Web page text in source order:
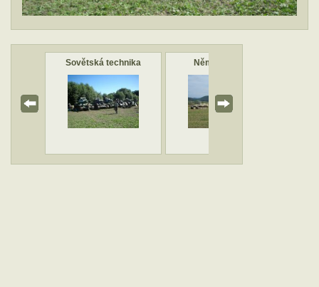
Sovětská technika Němci vyrážejí